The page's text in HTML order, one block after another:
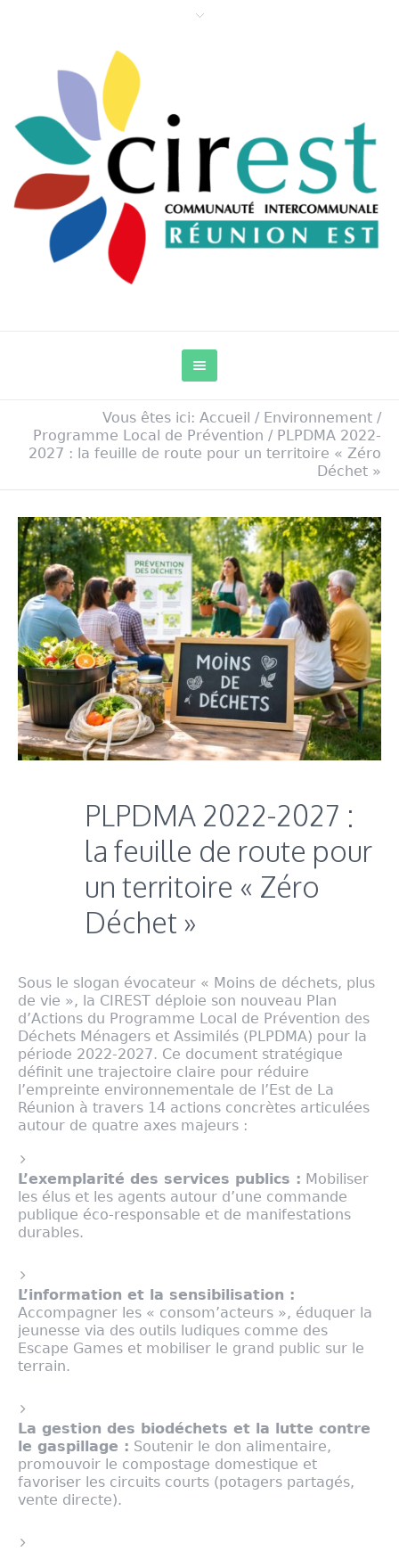
Vous êtes ici: Accueil / Environnement /
Programme Local de Prévention / PLPDMA 2022-
2027 : la feuille de route pour un territoire « Zéro
Déchet »
PLPDMA 2022-2027 :
la feuille de route pour
un territoire « Zéro
Déchet »
Sous le slogan évocateur « Moins de déchets, plus
de vie », la CIREST déploie son nouveau Plan
d’Actions du Programme Local de Prévention des
Déchets Ménagers et Assimilés (PLPDMA) pour la
période 2022-2027. Ce document stratégique
définit une trajectoire claire pour réduire
l’empreinte environnementale de l’Est de La
Réunion à travers 14 actions concrètes articulées
autour de quatre axes majeurs :
L’exemplarité des services publics : Mobiliser
les élus et les agents autour d’une commande
publique éco-responsable et de manifestations
durables.
L’information et la sensibilisation :
Accompagner les « consom’acteurs », éduquer la
jeunesse via des outils ludiques comme des
Escape Games et mobiliser le grand public sur le
terrain.
La gestion des biodéchets et la lutte contre
le gaspillage : Soutenir le don alimentaire,
promouvoir le compostage domestique et
favoriser les circuits courts (potagers partagés,
vente directe).